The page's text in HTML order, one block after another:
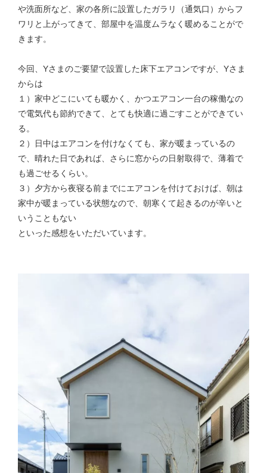
や洗面所など、家の各所に設置したガラリ（通気口）からフ
ワリと上がってきて、部屋中を温度ムラなく暖めることがで
きます。
今回、Yさまのご要望で設置した床下エアコンですが、Yさま
からは
１）家中どこにいても暖かく、かつエアコン一台の稼働なの
で電気代も節約できて、とても快適に過ごすことができてい
る。
２）日中はエアコンを付けなくても、家が暖まっているの
で、晴れた日であれば、さらに窓からの日射取得で、薄着で
も過ごせるくらい。
３）夕方から夜寝る前までにエアコンを付けておけば、朝は
家中が暖まっている状態なので、朝寒くて起きるのが辛いと
いうこともない
といった感想をいただいています。